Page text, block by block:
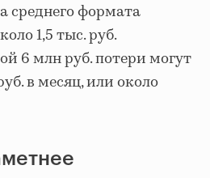
среднего формата
1,5 тыс. руб.
6 млн руб. потери могут
в месяц, или около